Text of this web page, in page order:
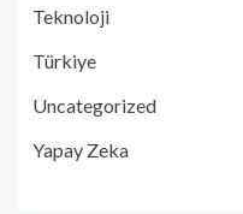
Teknoloji
Türkiye
Uncategorized
Yapay Zeka